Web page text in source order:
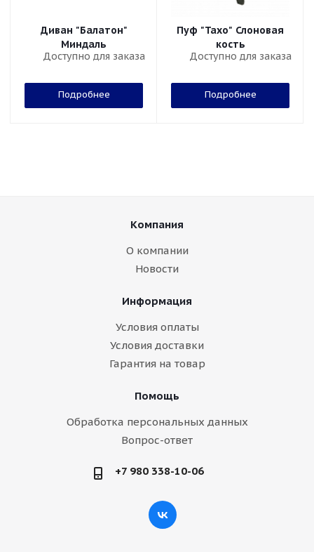
Диван "Балатон"
Миндаль
Доступно для заказа
Подробнее
Пуф "Тахо" Слоновая
кость
Доступно для заказа
Подробнее
Компания
О компании
Новости
Информация
Условия оплаты
Условия доставки
Гарантия на товар
Помощь
Обработка персональных данных
Вопрос-ответ
+7 980 338-10-06